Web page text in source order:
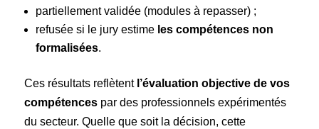
partiellement validée (modules à repasser) ;
refusée si le jury estime les compétences non
formalisées.
Ces résultats reflètent l’évaluation objective de vos
compétencespar des professionnels expérimentés
du secteur. Quelle que soit la décision, cette